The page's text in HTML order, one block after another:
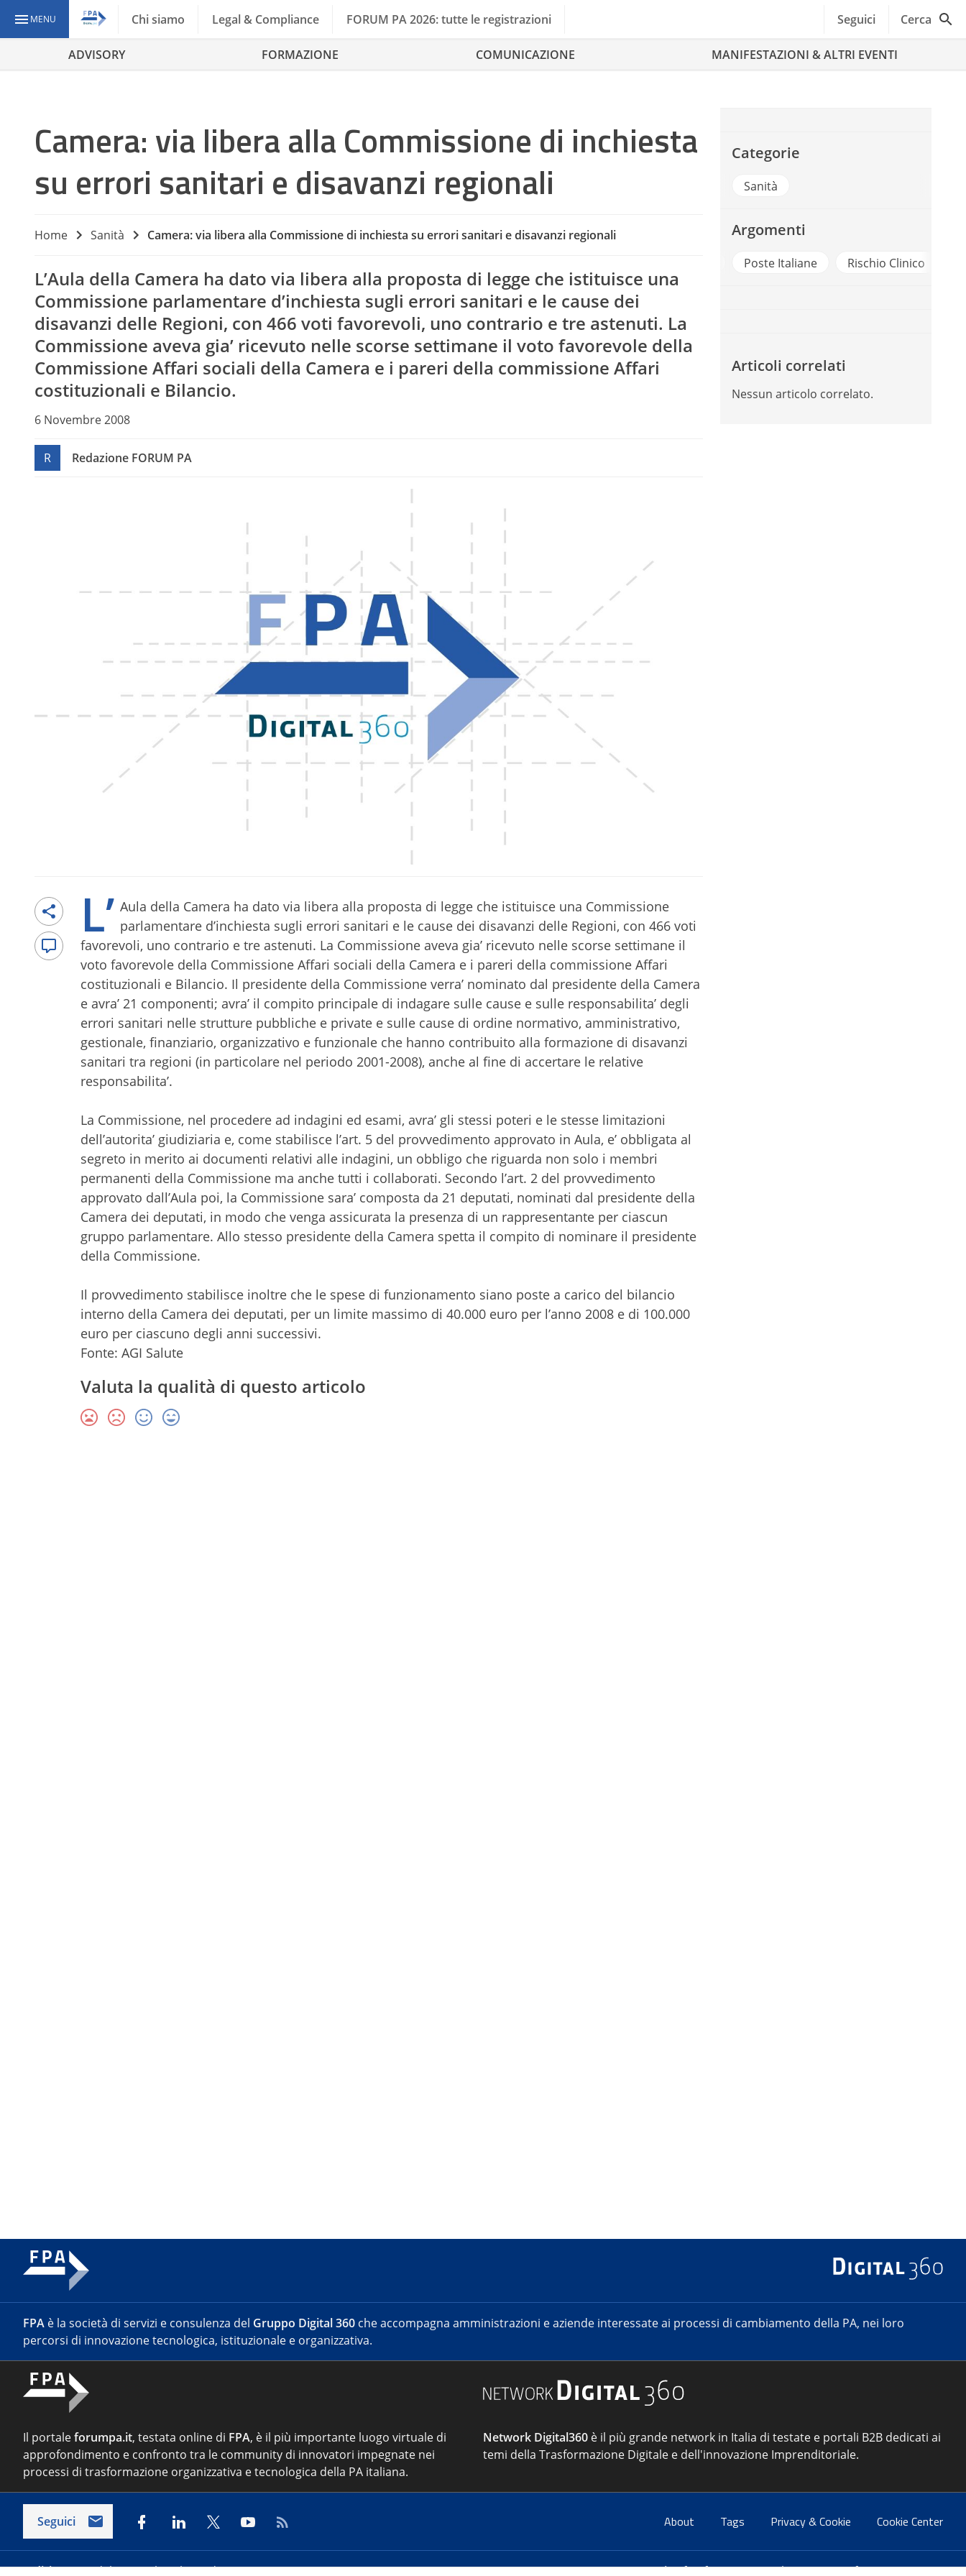
MENU Chi siamo Legal & Compliance FORUM PA 2026: tutte le registrazioni Seguici Cerca
ADVISORY FORMAZIONE COMUNICAZIONE MANIFESTAZIONI & ALTRI EVENTI
Camera: via libera alla Commissione di inchiesta
su errori sanitari e disavanzi regionali
Home Sanità Camera: via libera alla Commissione di inchiesta su errori sanitari e disavanzi regionali
L’Aula della Camera ha dato via libera alla proposta di legge che istituisce una
Commissione parlamentare d’inchiesta sugli errori sanitari e le cause dei
disavanzi delle Regioni, con 466 voti favorevoli, uno contrario e tre astenuti. La
Commissione aveva gia’ ricevuto nelle scorse settimane il voto favorevole della
Commissione Affari sociali della Camera e i pareri della commissione Affari
costituzionali e Bilancio.
6 Novembre 2008
R Redazione FORUM PA
L’ Aula della Camera ha dato via libera alla proposta di legge che istituisce una Commissione
parlamentare d’inchiesta sugli errori sanitari e le cause dei disavanzi delle Regioni, con 466 voti
favorevoli, uno contrario e tre astenuti. La Commissione aveva gia’ ricevuto nelle scorse settimane il
voto favorevole della Commissione Affari sociali della Camera e i pareri della commissione Affari
costituzionali e Bilancio. Il presidente della Commissione verra’ nominato dal presidente della Camera
e avra’ 21 componenti; avra’ il compito principale di indagare sulle cause e sulle responsabilita’ degli
errori sanitari nelle strutture pubbliche e private e sulle cause di ordine normativo, amministrativo,
gestionale, finanziario, organizzativo e funzionale che hanno contribuito alla formazione di disavanzi
sanitari tra regioni (in particolare nel periodo 2001-2008), anche al fine di accertare le relative
responsabilita’.
La Commissione, nel procedere ad indagini ed esami, avra’ gli stessi poteri e le stesse limitazioni
dell’autorita’ giudiziaria e, come stabilisce l’art. 5 del provvedimento approvato in Aula, e’ obbligata al
segreto in merito ai documenti relativi alle indagini, un obbligo che riguarda non solo i membri
permanenti della Commissione ma anche tutti i collaborati. Secondo l’art. 2 del provvedimento
approvato dall’Aula poi, la Commissione sara’ composta da 21 deputati, nominati dal presidente della
Camera dei deputati, in modo che venga assicurata la presenza di un rappresentante per ciascun
gruppo parlamentare. Allo stesso presidente della Camera spetta il compito di nominare il presidente
della Commissione.
Il provvedimento stabilisce inoltre che le spese di funzionamento siano poste a carico del bilancio
interno della Camera dei deputati, per un limite massimo di 40.000 euro per l’anno 2008 e di 100.000
euro per ciascuno degli anni successivi.
Fonte: AGI Salute
Valuta la qualità di questo articolo
Categorie
Sanità
Argomenti
Poste Italiane Rischio Clinico
Articoli correlati
Nessun articolo correlato.
FPA è la società di servizi e consulenza del Gruppo Digital 360 che accompagna amministrazioni e aziende interessate ai processi di cambiamento della PA, nei loro
percorsi di innovazione tecnologica, istituzionale e organizzativa.
Il portaleforumpa.it, testata online di FPA, è il più importante luogo virtuale di
approfondimento e confronto tra le community di innovatori impegnate nei
processi di trasformazione organizzativa e tecnologica della PA italiana.
Network Digital360 è il più grande network in Italia di testate e portali B2B dedicati ai
temi della Trasformazione Digitale e dell'innovazione Imprenditoriale.
Seguici About Tags Privacy & Cookie Cookie Center
Indirizzo:Via del Porto Fluviale 67/d – 00154 Roma Contatti:info@forumpa.it- tel. 06 684251 - fax. 06 68425433